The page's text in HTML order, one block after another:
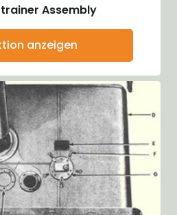
Assembly
anzeigen